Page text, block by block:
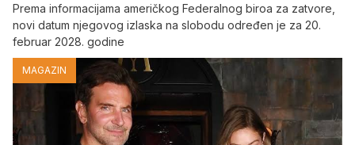
Prema informacijama američkog Federalnog biroa za zatvore,
novi datum njegovog izlaska na slobodu određen je za 20.
februar 2028. godine
MAGAZIN